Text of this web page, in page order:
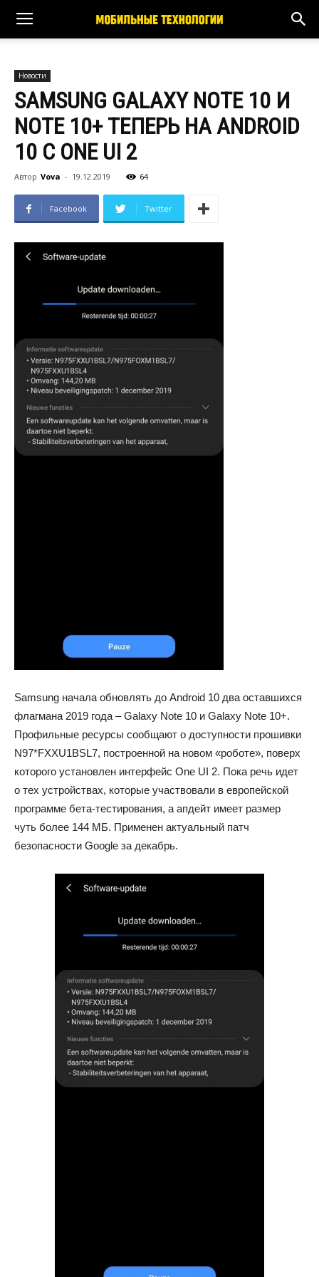
Новости
SAMSUNG GALAXY NOTE 10 И
NOTE 10+ ТЕПЕРЬ НА ANDROID
10 С ONE UI 2
Автор Vova - 19.12.2019 64
Facebook Twitter
Samsung начала обновлять до Android 10 два оставшихся
флагмана 2019 года – Galaxy Note 10 и Galaxy Note 10+.
Профильные ресурсы сообщают о доступности прошивки
N97*FXXU1BSL7, построенной на новом «роботе», поверх
которого установлен интерфейс One UI 2. Пока речь идет
о тех устройствах, которые участвовали в европейской
программе бета-тестирования, а апдейт имеет размер
чуть более 144 МБ. Применен актуальный патч
безопасности Google за декабрь.